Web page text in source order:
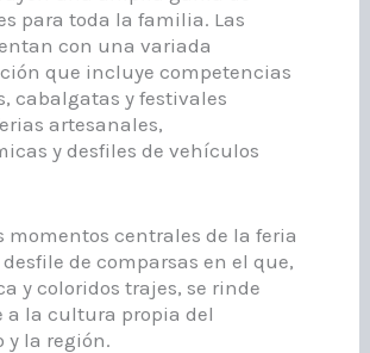
para toda la familia. Las
con una variada
que incluye competencias
cabalgatas y festivales
artesanales,
y desfiles de vehículos
momentos centrales de la feria
de comparsas en el que,
y coloridos trajes, se rinde
a la cultura propia del
la región.